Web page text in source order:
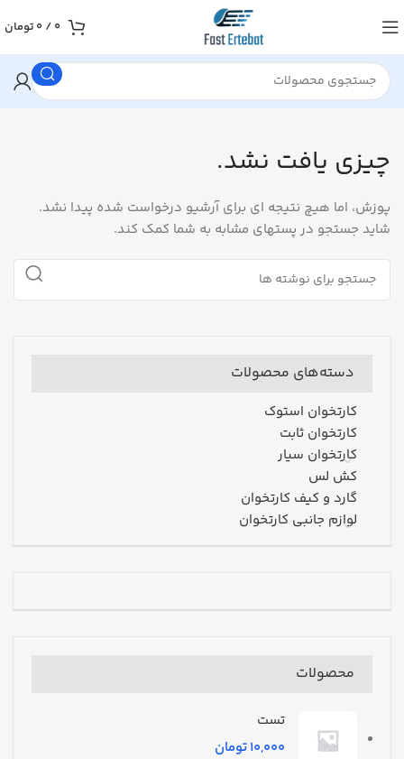
0
/
0 تومان
چیزی یافت نشد.
پوزش، اما هیچ نتیجه ای برای آرشیو درخواست شده پیدا نشد.
شاید جستجو در پستهای مشابه به شما کمک کند.
دسته‌های محصولات
کارتخوان استوک
کارتخوان ثابت
کارتخوان سیار
کش لس
گارد و کیف کارتخوان
لوازم جانبی کارتخوان
محصولات
تست
تومان